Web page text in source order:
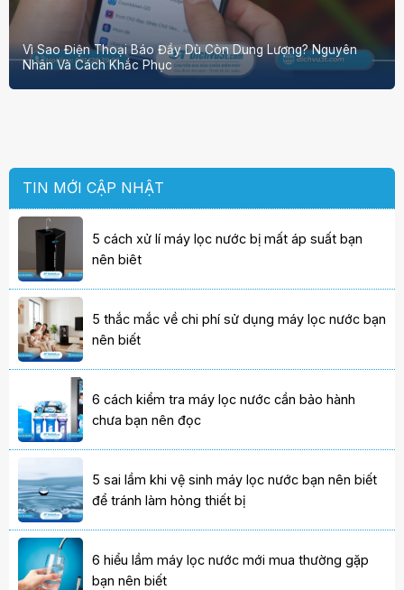
Vì Sao Điện Thoại Báo Đầy Dù Còn Dung Lượng? Nguyên
Nhân Và Cách Khắc Phục
TIN MỚI CẬP NHẬT
5 cách xử lí máy lọc nước bị mất áp suất bạn
nên biêt
5 thắc mắc về chi phí sử dụng máy lọc nước bạn
nên biết
6 cách kiểm tra máy lọc nước cần bảo hành
chưa bạn nên đọc
5 sai lầm khi vệ sinh máy lọc nước bạn nên biết
để tránh làm hỏng thiết bị
6 hiểu lầm máy lọc nước mới mua thường gặp
bạn nên biết